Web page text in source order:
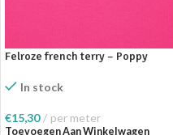
Felroze french terry – Poppy
In stock
€15,30 per meter
Toevoegen Aan Winkelwagen